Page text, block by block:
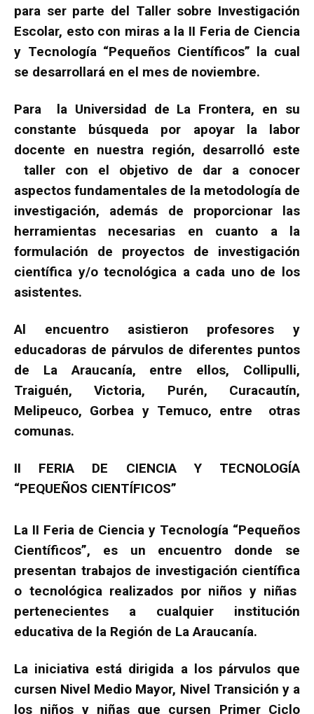
para ser parte del Taller sobre Investigación
Escolar, esto con miras a la II Feria de Ciencia
y Tecnología “Pequeños Científicos” la cual
se desarrollará en el mes de noviembre.
Para la Universidad de La Frontera, en su
constante búsqueda por apoyar la labor
docente en nuestra región, desarrolló este
taller con el objetivo de dar a conocer
aspectos fundamentales de la metodología de
investigación, además de proporcionar las
herramientas necesarias en cuanto a la
formulación de proyectos de investigación
científica y/o tecnológica a cada uno de los
asistentes.
Al encuentro asistieron profesores y
educadoras de párvulos de diferentes puntos
de La Araucanía, entre ellos, Collipulli,
Traiguén, Victoria, Purén, Curacautín,
Melipeuco, Gorbea y Temuco, entre otras
comunas.
II FERIA DE CIENCIA Y TECNOLOGÍA
“PEQUEÑOS CIENTÍFICOS”
La II Feria de Ciencia y Tecnología “Pequeños
Científicos”, es un encuentro donde se
presentan trabajos de investigación científica
o tecnológica realizados por niños y niñas
pertenecientes a cualquier institución
educativa de la Región de La Araucanía.
La iniciativa está dirigida a los párvulos que
cursen Nivel Medio Mayor, Nivel Transición y a
los niños y niñas que cursen Primer Ciclo